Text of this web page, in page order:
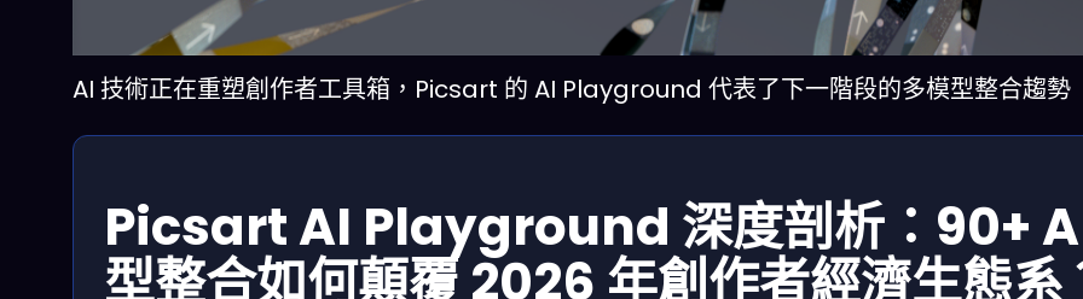
AI 技術正在重塑創作者工具箱，Picsart 的 AI Playground 代表了下一階段的多模型整合趨勢
Picsart AI Playground 深度剖析：90+
型整合如何顛覆 2026 年創作者經濟生態系